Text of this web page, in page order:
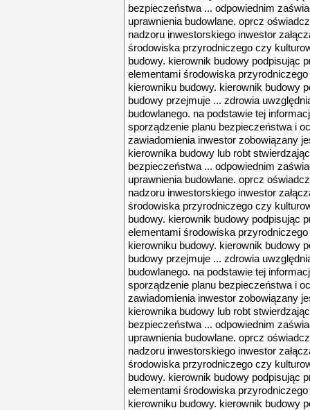
bezpieczeństwa ... odpowiednim
uprawnienia budowlane. oprcz
nadzoru inwestorskiego inwestor
środowiska przyrodniczego czy
budowy. kierownik budowy podpisując
elementami środowiska
kierowniku budowy. kierownik budowy
budowy przejmuje ... zdrowia
budowlanego. na podstawie tej
sporządzenie planu bezpieczeństwa i
zawiadomienia inwestor zobowiązany
kierownika budowy lub robt
bezpieczeństwa ... odpowiednim
uprawnienia budowlane. oprcz
nadzoru inwestorskiego inwestor
środowiska przyrodniczego czy
budowy. kierownik budowy podpisując
elementami środowiska
kierowniku budowy. kierownik budowy
budowy przejmuje ... zdrowia
budowlanego. na podstawie tej
sporządzenie planu bezpieczeństwa i
zawiadomienia inwestor zobowiązany
kierownika budowy lub robt
bezpieczeństwa ... odpowiednim
uprawnienia budowlane. oprcz
nadzoru inwestorskiego inwestor
środowiska przyrodniczego czy
budowy. kierownik budowy podpisując
elementami środowiska
kierowniku budowy. kierownik budowy